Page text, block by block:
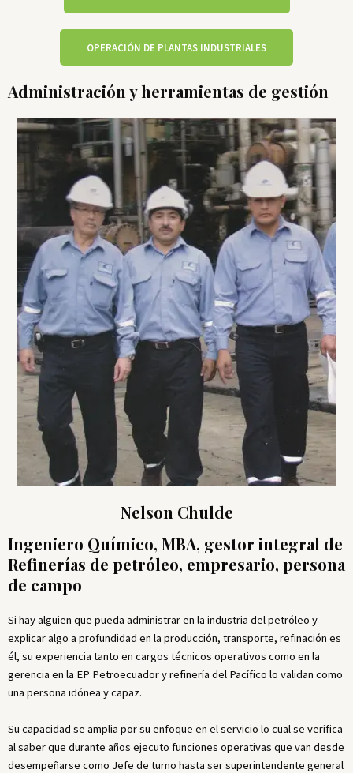
OPERACIÓN DE PLANTAS INDUSTRIALES
Administración y herramientas de gestión
Nelson Chulde
Ingeniero Químico, MBA, gestor integral de
Refinerías de petróleo, empresario, persona
de campo
Si hay alguien que pueda administrar en la industria del petróleo y
explicar algo a profundidad en la producción, transporte, refinación es
él, su experiencia tanto en cargos técnicos operativos como en la
gerencia en la EP Petroecuador y refinería del Pacífico lo validan como
una persona idónea y capaz.
Su capacidad se amplia por su enfoque en el servicio lo cual se verifica
al saber que durante años ejecuto funciones operativas que van desde
desempeñarse como Jefe de turno hasta ser superintendente general